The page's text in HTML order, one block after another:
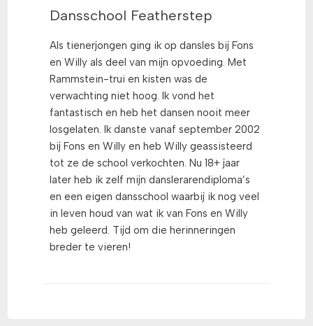
Dansschool Featherstep
Als tienerjongen ging ik op dansles bij Fons
en Willy als deel van mijn opvoeding. Met
Rammstein-trui en kisten was de
verwachting niet hoog. Ik vond het
fantastisch en heb het dansen nooit meer
losgelaten. Ik danste vanaf september 2002
bij Fons en Willy en heb Willy geassisteerd
tot ze de school verkochten. Nu 18+ jaar
later heb ik zelf mijn danslerarendiploma’s
en een eigen dansschool waarbij ik nog veel
in leven houd van wat ik van Fons en Willy
heb geleerd. Tijd om die herinneringen
breder te vieren!